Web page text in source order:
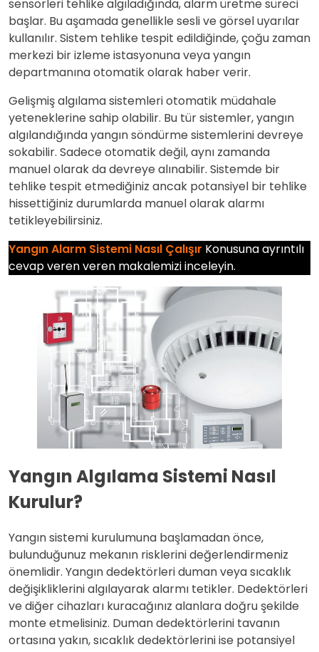
sensörleri tehlike algıladığında, alarm üretme süreci
başlar. Bu aşamada genellikle sesli ve görsel uyarılar
kullanılır. Sistem tehlike tespit edildiğinde, çoğu zaman
merkezi bir izleme istasyonuna veya yangın
departmanına otomatik olarak haber verir.
Gelişmiş algılama sistemleri otomatik müdahale
yeteneklerine sahip olabilir. Bu tür sistemler, yangın
algılandığında yangın söndürme sistemlerini devreye
sokabilir. Sadece otomatik değil, aynı zamanda
manuel olarak da devreye alınabilir. Sistemde bir
tehlike tespit etmediğiniz ancak potansiyel bir tehlike
hissettiğiniz durumlarda manuel olarak alarmı
tetikleyebilirsiniz.
Yangın Alarm Sistemi Nasıl Çalışır Konusuna ayrıntılı
cevap veren veren makalemizi inceleyin.
Yangın Algılama Sistemi Nasıl
Kurulur?
Yangın sistemi kurulumuna başlamadan önce,
bulunduğunuz mekanın risklerini değerlendirmeniz
önemlidir. Yangın dedektörleri duman veya sıcaklık
değişikliklerini algılayarak alarmı tetikler. Dedektörleri
ve diğer cihazları kuracağınız alanlara doğru şekilde
monte etmelisiniz. Duman dedektörlerini tavanın
ortasına yakın, sıcaklık dedektörlerini ise potansiyel